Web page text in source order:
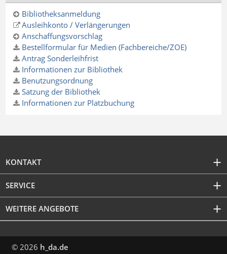
Bibliotheksanmeldung
Ausleihkonto / Verlängerungen
Anschaffungsvorschlag
Bestellformular für Medien (Fachbereiche/ZOE)
Antrag Sonderleihfrist
Informationen zur Bibliothek
Benutzungsordnung
Satzung der Bibliothek
Informationen zur Platzbuchung
KONTAKT
SERVICE
WEITERE ANGEBOTE
© 2026 h_da.de